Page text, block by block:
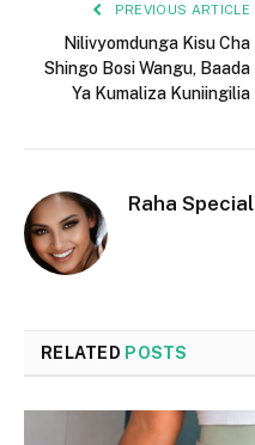
PREVIOUS ARTICLE
Nilivyomdunga Kisu Cha
Shingo Bosi Wangu, Baada
Ya Kumaliza Kuniingilia
Raha Special
RELATED POSTS